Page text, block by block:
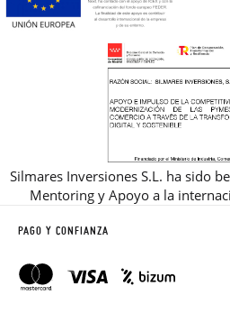
Silmares Inversiones S.L. ha sido
Mentoring y Apoyo a la
PAGO Y CONFIANZA